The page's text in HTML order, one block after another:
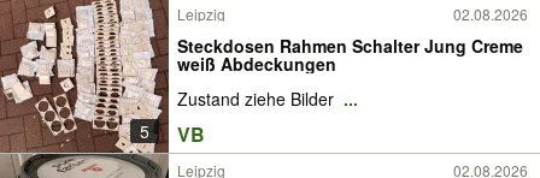
5
Leipzig 02.08.2026
Steckdosen Rahmen Schalter Jung Creme
weiß Abdeckungen
Zustand ziehe Bilder ...
VB
Leipzig 02.08.2026